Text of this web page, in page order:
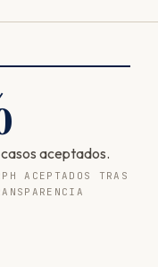
aceptados.
ACEPTADOS TRAS